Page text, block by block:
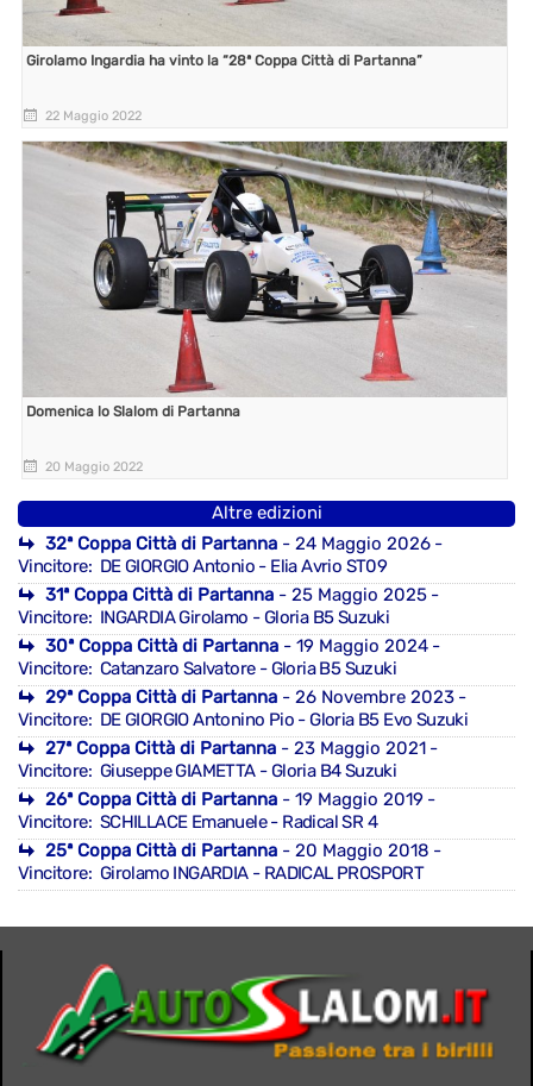
Girolamo Ingardia ha vinto la “28ª Coppa Città di Partanna”
22 Maggio 2022
Domenica lo Slalom di Partanna
20 Maggio 2022
Altre edizioni
32ª Coppa Città di Partanna - 24 Maggio 2026 -
Vincitore: DE GIORGIO Antonio - Elia Avrio ST09
31ª Coppa Città di Partanna - 25 Maggio 2025 -
Vincitore: INGARDIA Girolamo - Gloria B5 Suzuki
30ª Coppa Città di Partanna - 19 Maggio 2024 -
Vincitore: Catanzaro Salvatore - Gloria B5 Suzuki
29ª Coppa Città di Partanna - 26 Novembre 2023 -
Vincitore: DE GIORGIO Antonino Pio - Gloria B5 Evo Suzuki
27ª Coppa Città di Partanna - 23 Maggio 2021 -
Vincitore: Giuseppe GIAMETTA - Gloria B4 Suzuki
26ª Coppa Città di Partanna - 19 Maggio 2019 -
Vincitore: SCHILLACE Emanuele - Radical SR 4
25ª Coppa Città di Partanna - 20 Maggio 2018 -
Vincitore: Girolamo INGARDIA - RADICAL PROSPORT